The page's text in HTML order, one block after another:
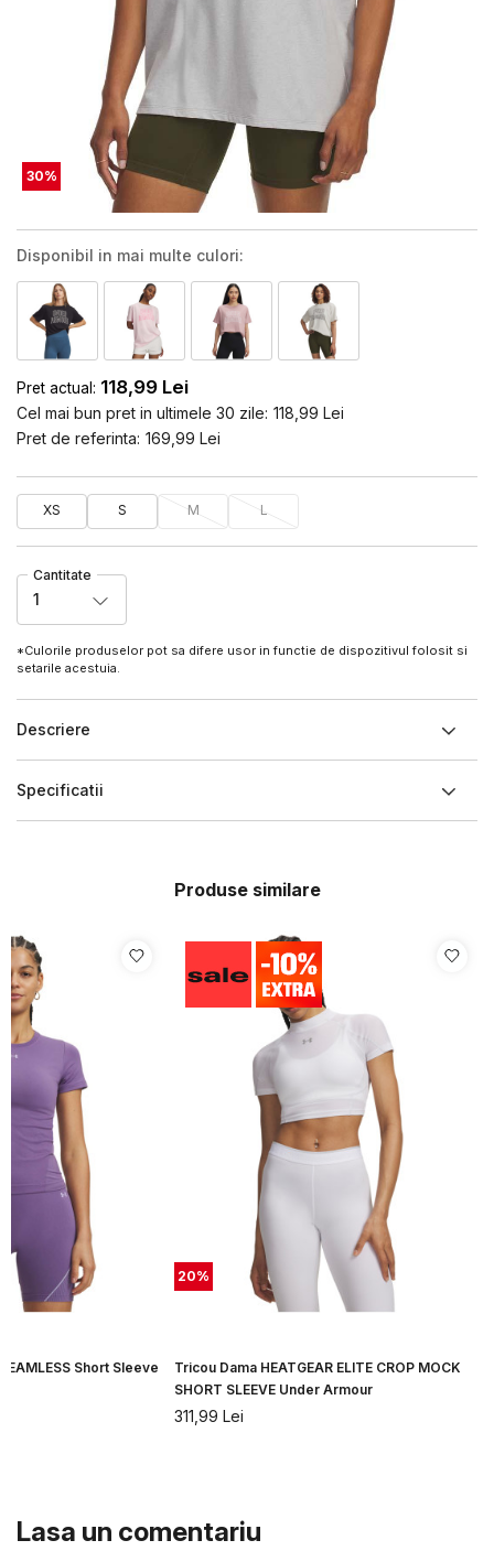
30%
Disponibil in mai multe culori:
Pret actual: 118,99 Lei
Cel mai bun pret in ultimele 30 zile: 118,99 Lei
Pret de referinta: 169,99 Lei
XS S M L
Cantitate
1
*Culorile produselor pot sa difere usor in functie de dispozitivul folosit si
setarile acestuia.
Descriere
Specificatii
Produse similare
Short Sleeve
20%
Tricou Dama HEATGEAR ELITE CROP MOCK
SHORT SLEEVE Under Armour
311,99 Lei
Lasa un comentariu